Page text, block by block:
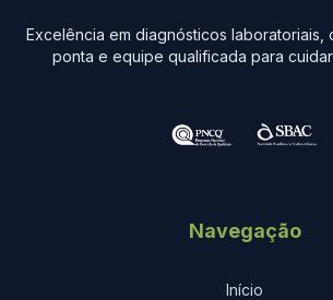
Excelência em diagnósticos laboratoriais,
ponta e equipe qualificada para
Navegação
Início